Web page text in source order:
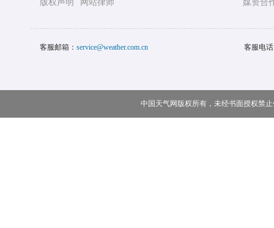
版权声明
网站律师
媒资合
客服邮箱： service@weather.com.cn 客服电
中国天气网版权所有，未经书面授权